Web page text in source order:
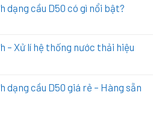
dạng cầu D50 có gì nổi bật?
– Xử lí hệ thống nước thải hiệu
dạng cầu D50 giá rẻ – Hàng sẵn